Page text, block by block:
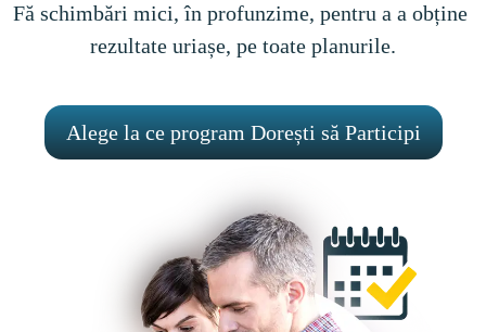
Fă schimbări mici, în profunzime, pentru a a obține
rezultate uriașe, pe toate planurile.
Alege la ce program Dorești să Participi